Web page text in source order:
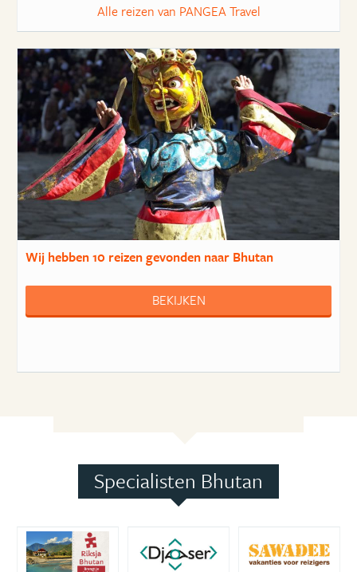
Alle reizen van PANGEA Travel
Wij hebben10 reizengevonden naar Bhutan
BEKIJKEN
Specialisten Bhutan